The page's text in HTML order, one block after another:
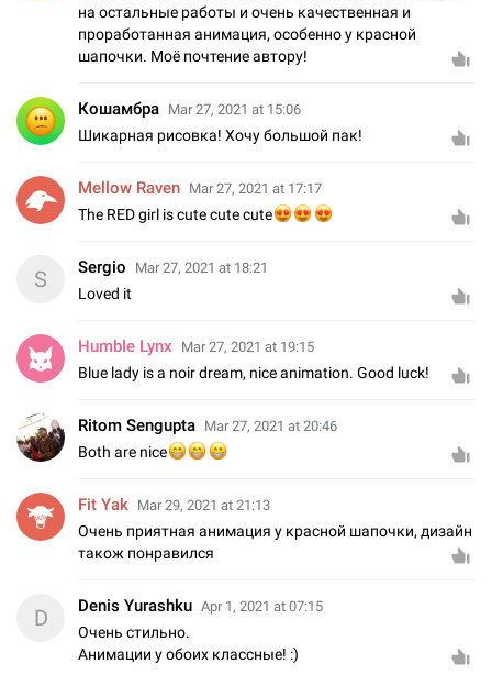
на остальные работы и очень качественная и
проработанная анимация, особенно у красной
шапочки. Моё почтение автору!
Кошамбра Mar 27, 2021 at 15:06
Шикарная рисовка! Хочу большой пак!
Mellow Raven Mar 27, 2021 at 17:17
The RED girl is cute cute cute
😍
😍
😍
S Sergio Mar 27, 2021 at 18:21
Loved it
Humble Lynx Mar 27, 2021 at 19:15
Blue lady is a noir dream, nice animation. Good luck!
Ritom Sengupta Mar 27, 2021 at 20:46
Both are nice
😁
😁
😁
Fit Yak Mar 29, 2021 at 21:13
Очень приятная анимация у красной шапочки, дизайн
також понравился
D Denis Yurashku Apr 1, 2021 at 07:15
Очень стильно.
Анимации у обоих классные! :)